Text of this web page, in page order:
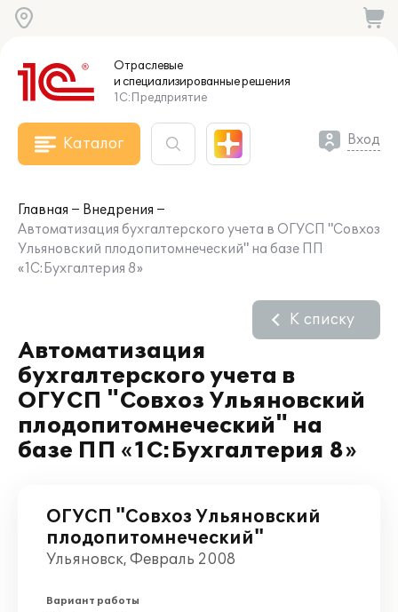
Отраслевые
и специализированныерешения
1С:Предприятие
Каталог Вход
Главная
Внедрения
Автоматизация бухгалтерского учета в ОГУСП "Совхоз
Ульяновский плодопитомнеческий" на базе ПП
«1С:Бухгалтерия 8»
Автоматизация
бухгалтерского учета в
ОГУСП "Совхоз Ульяновский
плодопитомнеческий" на
базе ПП «1С:Бухгалтерия 8»
К списку
ОГУСП "Совхоз Ульяновский
плодопитомнеческий"
Ульяновск, Февраль 2008
Вариант работы